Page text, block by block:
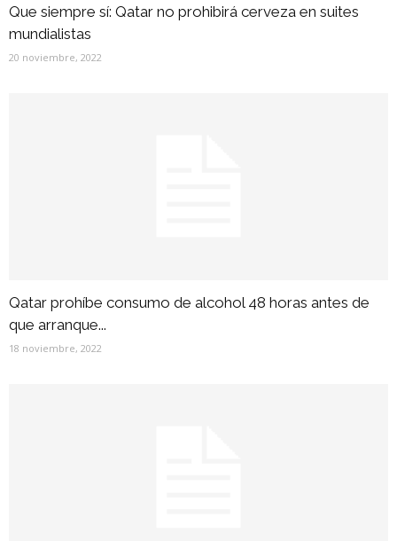
Que siempre sí: Qatar no prohibirá cerveza en suites
mundialistas
20 noviembre, 2022
Qatar prohíbe consumo de alcohol 48 horas antes de
que arranque...
18 noviembre, 2022